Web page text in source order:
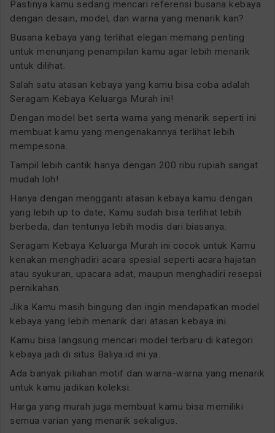
Pastinya kamu sedang mencari referensi busana kebaya
dengan desain, model, dan warna yang menarik kan?
Busana kebaya yang terlihat elegan memang penting
untuk menunjang penampilan kamu agar lebih menarik
untuk dilihat.
Salah satu atasan kebaya yang kamu bisa coba adalah
Seragam Kebaya Keluarga Murah ini!
Dengan model bet serta warna yang menarik seperti ini
membuat kamu yang mengenakannya terlihat lebih
mempesona.
Tampil lebih cantik hanya dengan 200 ribu rupiah sangat
mudah loh!
Hanya dengan mengganti atasan kebaya kamu dengan
yang lebih up to date, Kamu sudah bisa terlihat lebih
berbeda, dan tentunya lebih modis dari biasanya.
Seragam Kebaya Keluarga Murah ini cocok untuk Kamu
kenakan menghadiri acara spesial seperti acara hajatan
atau syukuran, upacara adat, maupun menghadiri resepsi
pernikahan.
Jika Kamu masih bingung dan ingin mendapatkan model
kebaya yang lebih menarik dari atasan kebaya ini.
Kamu bisa langsung mencari model terbaru di kategori
kebaya jadi di situs Baliya.id ini ya.
Ada banyak piliahan motif dan warna-warna yang menarik
untuk kamu jadikan koleksi.
Harga yang murah juga membuat kamu bisa memiliki
semua varian yang menarik sekaligus.